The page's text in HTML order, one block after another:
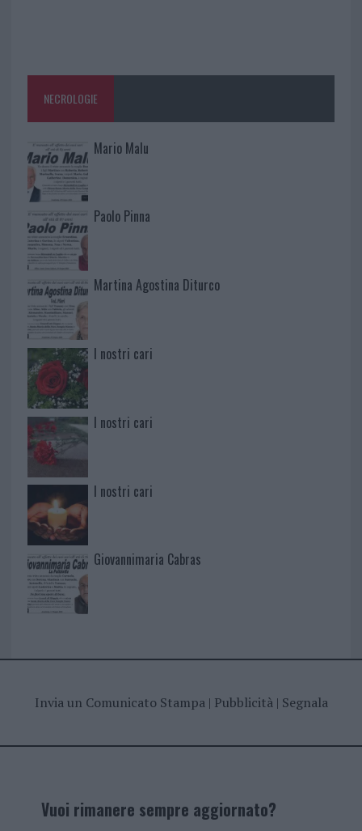
NECROLOGIE
Mario Malu
Paolo Pinna
Martina Agostina Diturco
I nostri cari
I nostri cari
I nostri cari
Giovannimaria Cabras
Invia un Comunicato Stampa| Pubblicità| Segnala
Vuoi rimanere sempre aggiornato?